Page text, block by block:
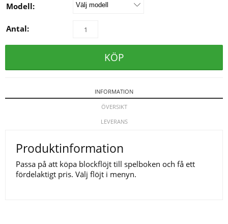
Modell:
Antal:
KÖP
INFORMATION
ÖVERSIKT
LEVERANS
Produktinformation
Passa på att köpa blockflöjt till spelboken och få ett
fördelaktigt pris. Välj flöjt i menyn.